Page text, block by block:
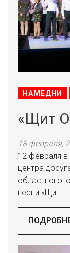
НАМЕДНИ
«Щит
18 февраля,
12 февраля в
центра
областного
песни «Щит...